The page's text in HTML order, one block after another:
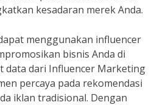
kesadaran merek Anda.
menggunakan influencer
bisnis Anda di
data dari Influencer Marketing
percaya pada rekomendasi
iklan tradisional. Dengan